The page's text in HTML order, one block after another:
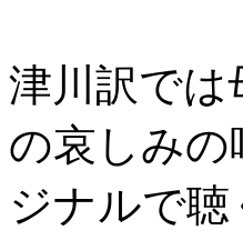
津川訳では
の哀しみ
ジナルで